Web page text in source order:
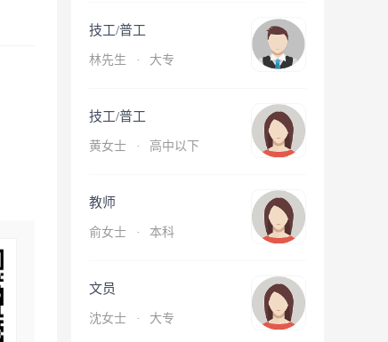
技工/普工
林先生 · 大专
技工/普工
黄女士 · 高中以下
教师
俞女士 · 本科
文员
沈女士 · 大专